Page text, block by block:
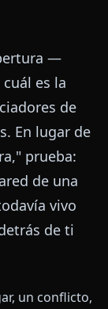
—
es la
de
En lugar de
prueba:
de una
vivo
de ti
un conflicto,